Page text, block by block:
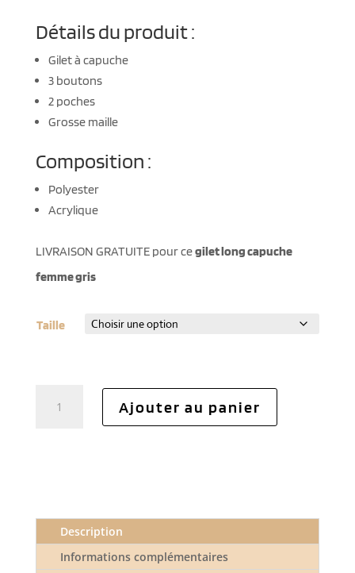
Détails du produit :
Gilet à capuche
3 boutons
2 poches
Grosse maille
Composition :
Polyester
Acrylique
LIVRAISON GRATUITE pour cegilet long capuche
femme gris
Taille
Ajouter au panier
Description
Informations complémentaires